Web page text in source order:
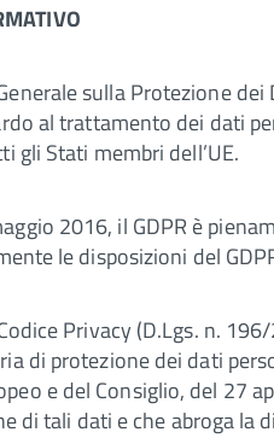
sulla Protezione
al trattamento dei dati
gli Stati membri dell’UE.
2016, il GDPR è
le disposizioni del
Privacy (D.Lgs. n.
di protezione dei dati
e del Consiglio, del 27
di tali dati e che abroga la